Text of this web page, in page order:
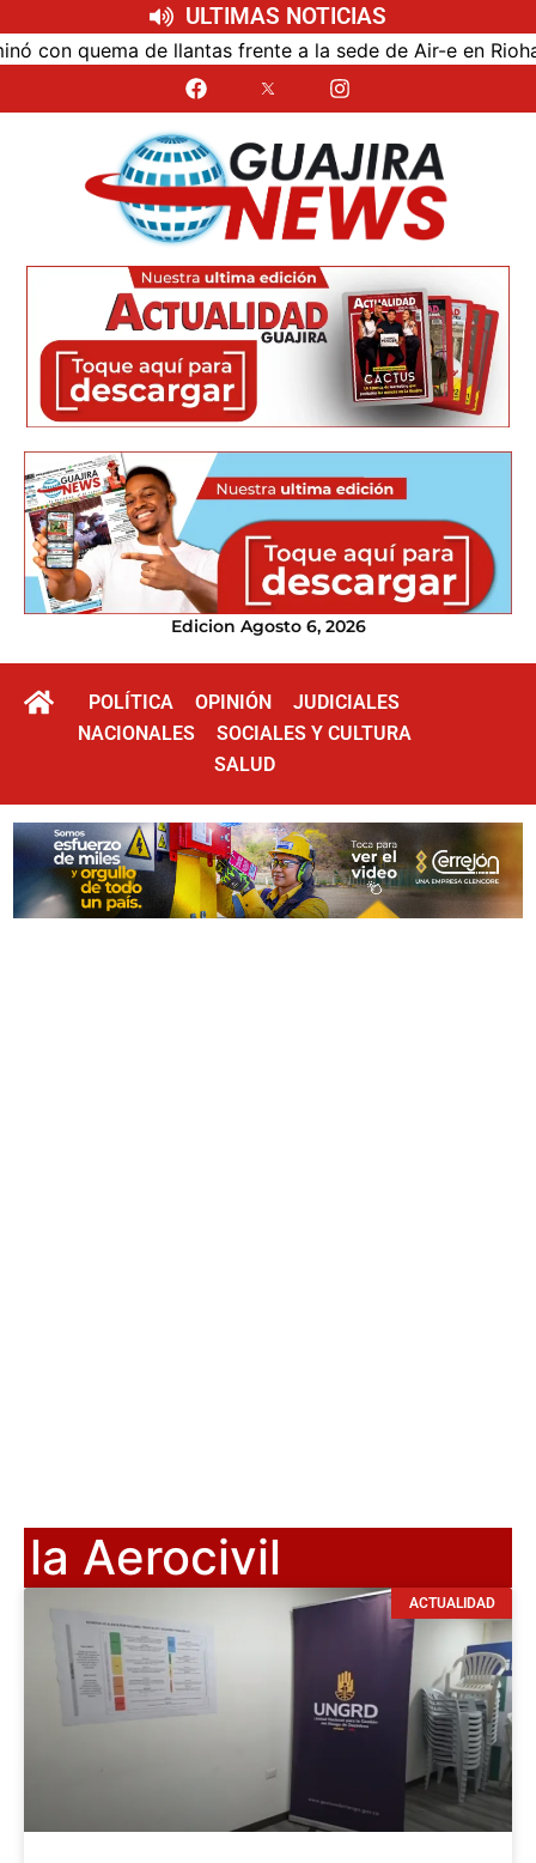
ULTIMAS NOTICIAS
quema de llantas frente a la sede de Air-e en Riohacha
Edicion Agosto 6, 2026
POLÍTICA OPINIÓN
JUDICIALES
NACIONALES
SOCIALES Y CULTURA
SALUD
la Aerocivil
ACTUALIDAD